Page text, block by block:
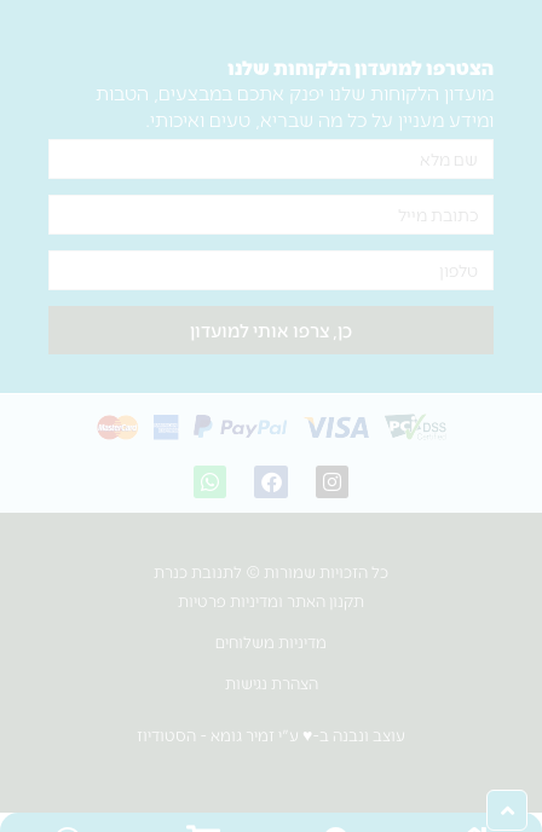
הצטרפו למועדון הלקוחות שלנו
מועדון הלקוחות שלנו יפנק אתכם במבצעים, הטבות
ומידע מעניין על כל מה שבריא, טעים ואיכותי.
שם
מלא
אימייל
טלפון
כן, צרפו אותי למועדון
I
n
s
g
m
F
a
c
o
o
W
h
a
a
p
כל הזכויות שמורות © לתנובת כנרת
תקנון האתר ומדיניות פרטיות
מדיניות משלוחים
הצהרת נגישות
עוצב ונבנה ב-♥︎ ע"י זמיר גומא - הסטודיוז